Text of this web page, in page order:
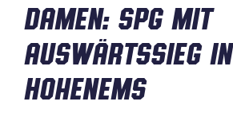
Damen: SPG mit
Auswärtssieg in
Hohenems